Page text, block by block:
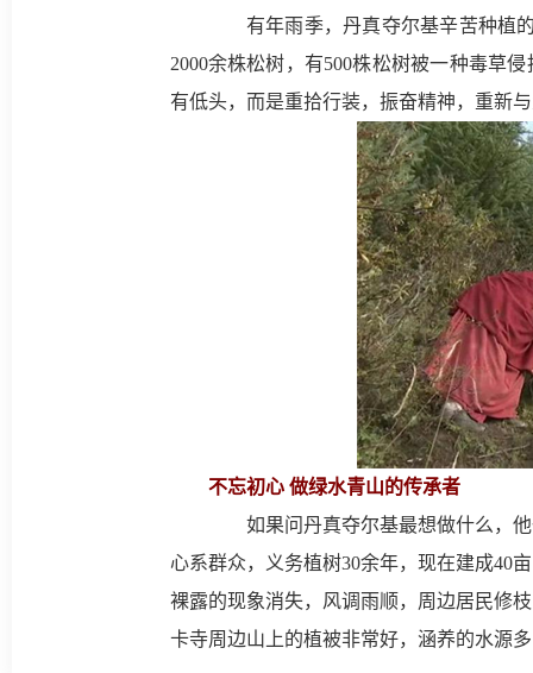
有年雨季，丹真夺尔基辛苦种植的
2000余株松树，有500株松树被一种毒草
有低头，而是重拾行装，振奋精神，重新
不忘初心 做绿水青山的传承者
如果问丹真夺尔基最想做什么，他
心系群众，义务植树30余年，现在建成40
裸露的现象消失，风调雨顺，周边居民修
卡寺周边山上的植被非常好，涵养的水源